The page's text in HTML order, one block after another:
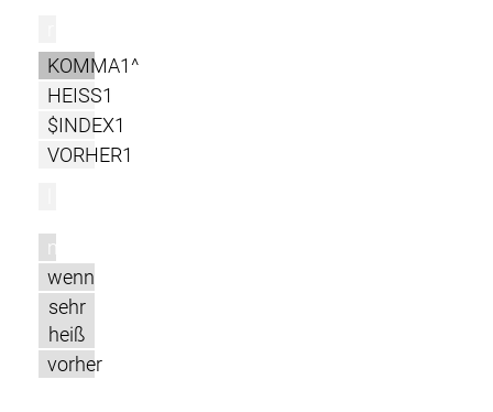
KOMMA1^
HEISS1
$INDEX1
VORHER1
m
wenn
sehr
heiß
vorher